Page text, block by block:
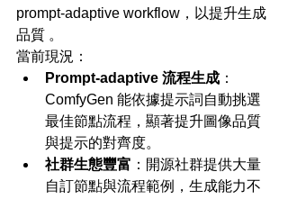
prompt-adaptive workflow，以提升生成
品質 。
當前現況：
Prompt-adaptive 流程生成 ：
ComfyGen 能依據提示詞自動挑選
最佳節點流程，顯著提升圖像品質
與提示的對齊度。
社群生態豐富 ：開源社群提供大量
自訂節點與流程範例，生成能力不